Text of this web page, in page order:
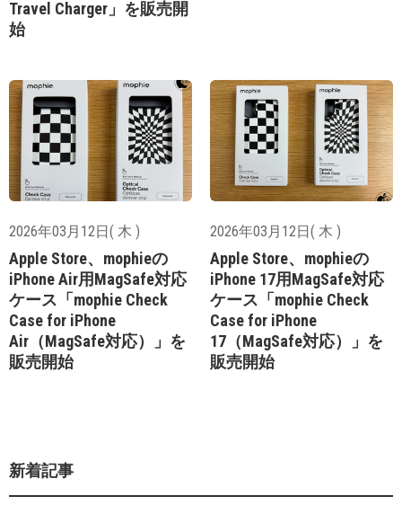
Travel Charger」を販売開
始
2026年03月12日( 木 )
Apple Store、mophieの
iPhone Air用MagSafe対応
ケース「mophie Check
Case for iPhone
Air（MagSafe対応）」を
販売開始
2026年03月12日( 木 )
Apple Store、mophieの
iPhone 17用MagSafe対応
ケース「mophie Check
Case for iPhone
17（MagSafe対応）」を
販売開始
新着記事